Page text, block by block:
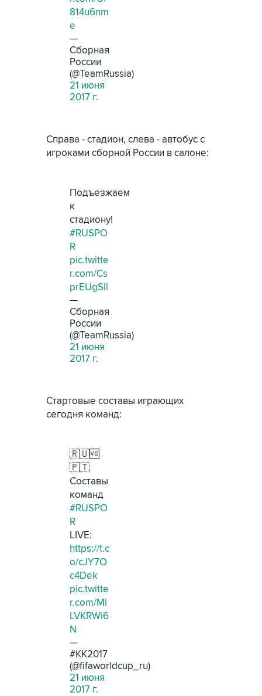
814u6nm
e
—
Сборная
России
(@TeamRussia)
21 июня
2017 г.
Справа - стадион, слева - автобус с
игроками сборной России в салоне:
Подъезжаем
к
стадиону!
#RUSPO
R
pic.twitte
r.com/Cs
prEUgSIl
—
Сборная
России
(@TeamRussia)
21 июня
2017 г.
Стартовые составы играющих
сегодня команд:
🇷🇺🆚
🇵🇹
Составы
команд
#RUSPO
R
LIVE:
https://t.c
o/cJY7O
c4Dek
pic.twitte
r.com/Ml
LVKRWi6
N
—
#КК2017
(@fifaworldcup_ru)
21 июня
2017 г.